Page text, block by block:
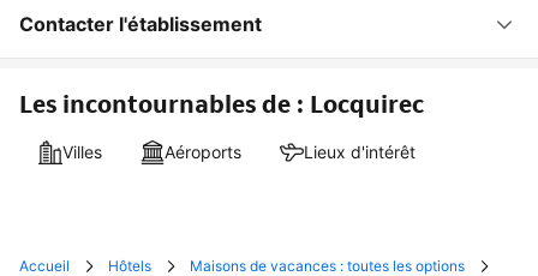
Contacter l'établissement
Les incontournables de : Locquirec
Villes Aéroports Lieux d'intérêt
Accueil Hôtels
Maisons de vacances : toutes les options